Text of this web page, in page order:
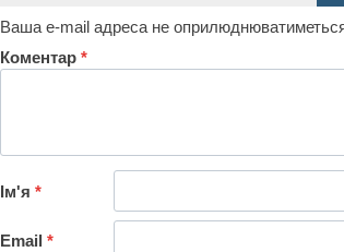
Ваша e-mail адреса не
Коментар *
Ім'я *
Email *